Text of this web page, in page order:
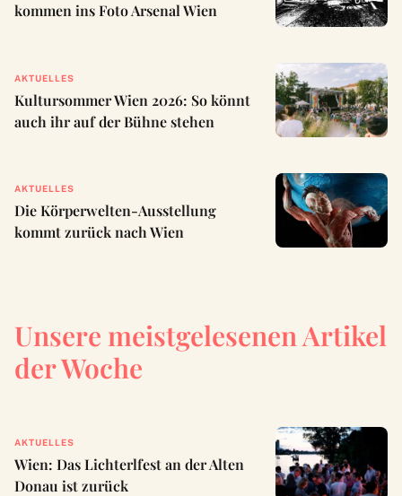
kommen ins Foto Arsenal Wien
AKTUELLES
Kultursommer Wien 2026: So könnt
auch ihr auf der Bühne stehen
AKTUELLES
Die Körperwelten-Ausstellung
kommt zurück nach Wien
Unsere meistgelesenen Artikel
der Woche
AKTUELLES
Wien: Das Lichterlfest an der Alten
Donau ist zurück